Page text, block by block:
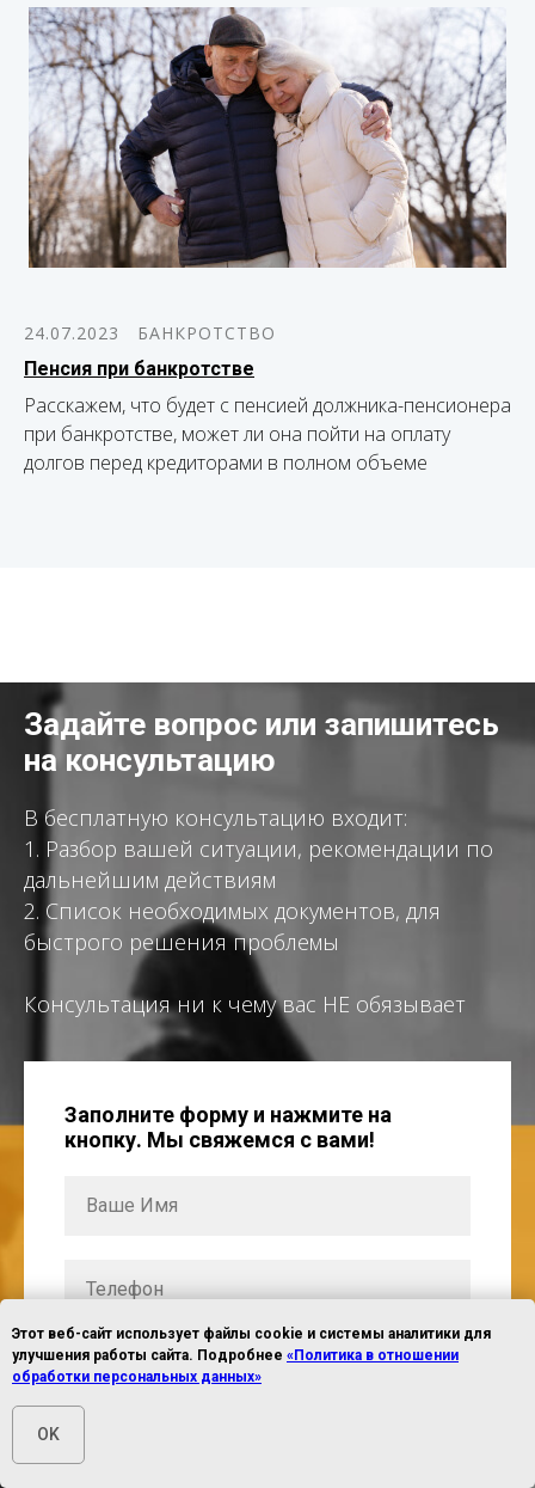
24.07.2023
БАНКРОТСТВО
Пенсия при банкротстве
Расскажем, что будет с пенсией должника-пенсионера
при банкротстве, может ли она пойти на оплату
долгов перед кредиторами в полном объеме
Задайте вопрос или запишитесь
на консультацию
В бесплатную консультацию входит:
1. Разбор вашей ситуации, рекомендации по
дальнейшим действиям
2. Список необходимых документов, для
быстрого решения проблемы
Консультация ни к чему вас НЕ обязывает
Заполните форму и нажмите на
кнопку. Мы свяжемся с вами!
Этот веб-сайт использует файлы cookie и системы аналитики для
улучшения работы сайта. Подробнее «Политика в отношении
обработки персональных данных»
OK